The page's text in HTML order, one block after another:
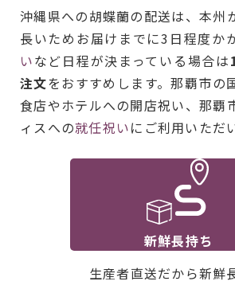
沖縄県への胡蝶蘭の配送は、本州
長いためお届けまでに3日程度か
いなど日程が決まっている場合は
注文をおすすめします。那覇市の
食店やホテルへの開店祝い、那覇
ィスへの就任祝いにご利用いただ
新鮮長持ち
生産者直送だから新鮮